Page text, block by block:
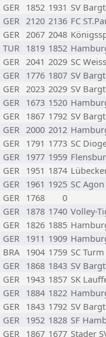
GER 1852 1931 SV
GER 2120 2136 FC
GER 2067 2048
TUR 1819 1852
GER 2041 2029 SC
GER 1776 1807 SV
GER 2023 2029 SV
GER 1673 1520
GER 1867 1792 SV
GER 2000 2012
GER 1791 1773 SC
GER 1977 1959
GER 1951 1874
GER 1961 1925 SC
GER 1768
0
GER 1878 1740 Volley-
GER 1826 1885
GER 1911 1909
BRA 1904 1759 SC
GER 1868 1843 SV
GER 1943 1857 SK
GER 1884 1822
GER 1843 1792 SV
GER 1952 1828 SF
GER 1867 1677 Stader